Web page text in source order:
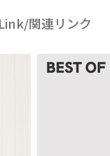
Link/関連リンク